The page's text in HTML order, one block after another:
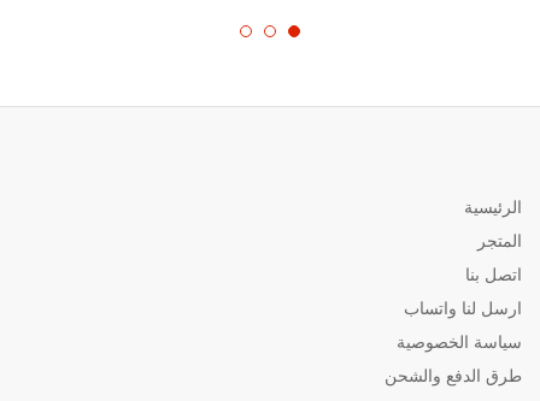
الرئيسية
المتجر
اتصل بنا
ارسل لنا واتساب
سياسة الخصوصية
طرق الدفع والشحن